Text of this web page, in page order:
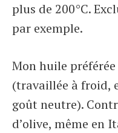
plus de 200°C.
par exemple.
Mon huile préférée
(travaillée à froid,
goût neutre).
d’olive, même en